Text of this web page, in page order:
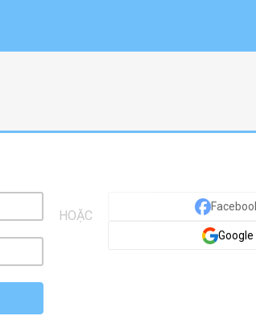
Google